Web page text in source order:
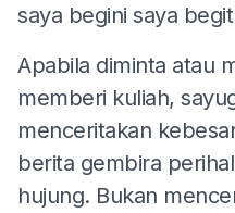
saya begini saya
Apabila diminta atau
memberi kuliah,
menceritakan
berita gembira
hujung. Bukan